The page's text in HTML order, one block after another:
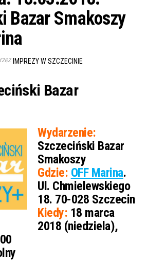
Bazar Smakoszy
IMPREZY W SZCZECINIE
Bazar
Wydarzenie:
Szczeciński Bazar
Smakoszy
Gdzie: OFF Marina.
Ul. Chmielewskiego
18. 70-028 Szczecin
Kiedy: 18 marca
2018 (niedziela),